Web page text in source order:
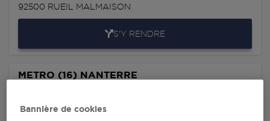
92500 RUEIL MALMAISON
S'Y RENDRE
METRO (16) NANTERRE
92000
NANTERRE
Bannière de cookies